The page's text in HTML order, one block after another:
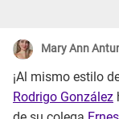
Mary Ann
¡Al mismo estilo
Rodrigo González